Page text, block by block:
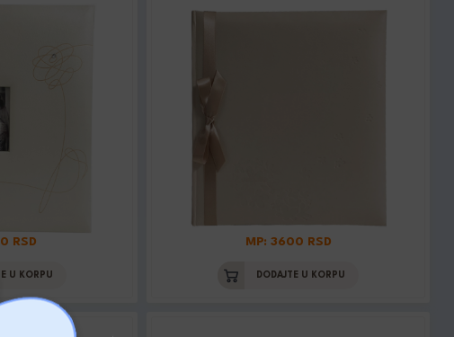
RSD
U KORPU
MP: 3600 RSD
DODAJTE U KORPU